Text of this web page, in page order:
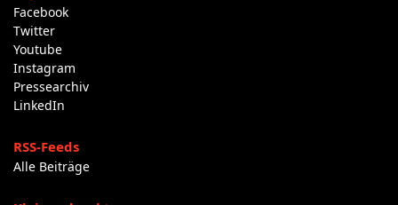
Facebook
Twitter
Youtube
Instagram
Pressearchiv
LinkedIn
RSS-Feeds
Alle Beiträge